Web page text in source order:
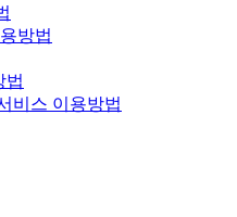
방법
법
비스 이용방법